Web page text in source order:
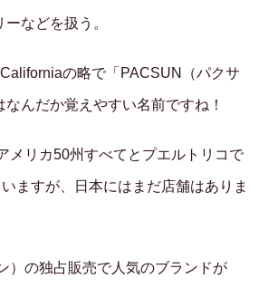
などを扱う。
の略で「PACSUN（パクサ
んだか覚えやすい名前ですね！
メリカ50州すべてとプエルトリコで
ますが、日本にはまだ店舗はありま
）の独占販売で人気のブランドが